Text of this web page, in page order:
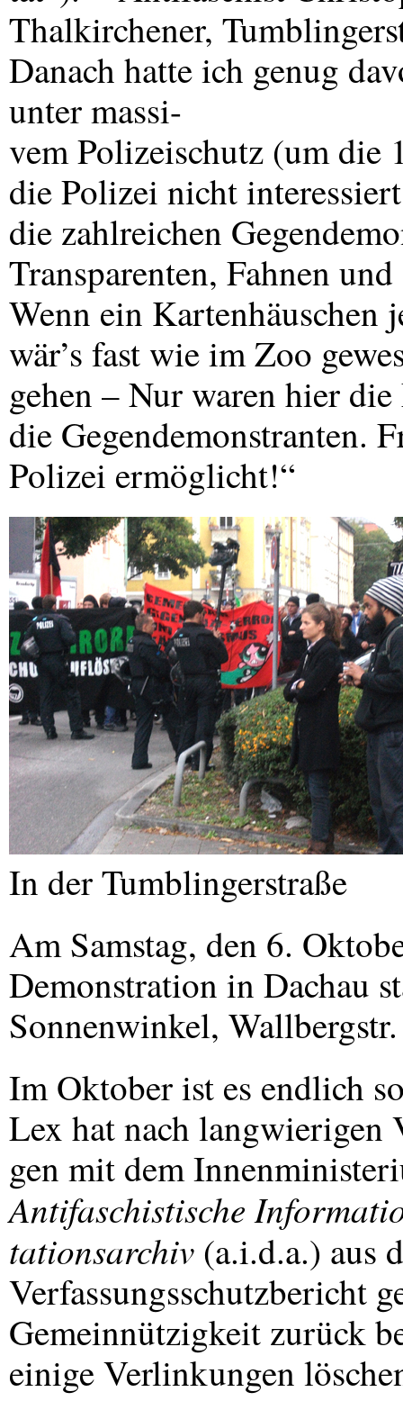
Thalkirchener,
Danach hatte ich genug
unter massi-
vem Polizeischutz (um die
die Polizei nicht
die zahlreichen
Transparenten, Fahnen
Wenn ein Kartenhäuschen
wär’s fast wie im Zoo
gehen – Nur waren hier
die Gegendemonstranten.
Polizei ermöglicht!“
In der Tumblingerstraße
Am Samstag, den 6.
Demonstration in Dachau
Sonnenwinkel,
Im Oktober ist es endlich
Lex hat nach langwierigen
gen mit dem
Antifaschistische
tationsarchiv (a.i.d.a.) aus
Verfassungsschutzbericht
Gemeinnützigkeit zurück
einige Verlinkungen